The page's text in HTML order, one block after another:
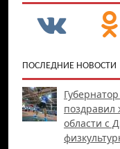
ПОСЛЕДНИЕ НОВОСТИ
поздравил
области с